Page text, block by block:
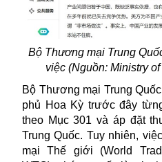
Bộ Thương mại Trung
việc (Nguồn: Ministry
Bộ Thương mại Trung Quốc
phủ Hoa Kỳ trước đây
theo Mục 301 và áp đặt
Trung Quốc. Tuy nhiên,
mại Thế giới (World